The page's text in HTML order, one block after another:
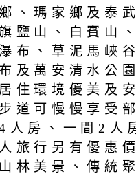
、瑪家鄉及泰
鹽山、白賓山
布、草泥馬峽
及萬安清水公
住環境優美及
道可慢慢享受
人房、一間2人
旅行另有優惠
林美景、傳統